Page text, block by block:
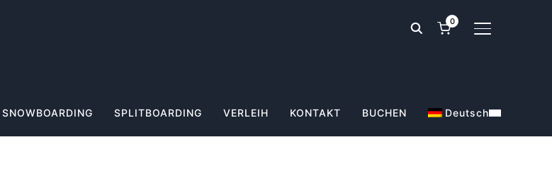
0
SNOWBOARDING SPLITBOARDING VERLEIH KONTAKT BUCHEN Deutsch